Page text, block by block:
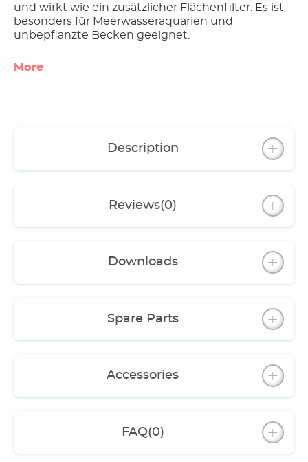
und wirkt wie ein zusätzlicher Flächenfilter. Es ist
besonders für Meerwasseraquarien und
unbepflanzte Becken geeignet.
More
Description
Reviews(0)
Downloads
Spare Parts
Accessories
FAQ(0)